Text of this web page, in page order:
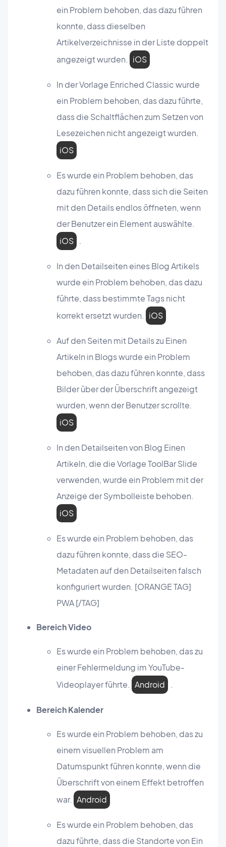
ein Problem behoben, das dazu führen
konnte, dass dieselben
Artikelverzeichnisse in der Liste doppelt
angezeigt wurden. iOS
In der Vorlage Enriched Classic wurde
ein Problem behoben, das dazu führte,
dass die Schaltflächen zum Setzen von
Lesezeichen nicht angezeigt wurden.
iOS
Es wurde ein Problem behoben, das
dazu führen konnte, dass sich die Seiten
mit den Details endlos öffneten, wenn
der Benutzer ein Element auswählte.
iOS
.
In den Detailseiten eines Blog Artikels
wurde ein Problem behoben, das dazu
führte, dass bestimmte Tags nicht
korrekt ersetzt wurden. iOS
Auf den Seiten mit Details zu Einen
Artikeln in Blogs wurde ein Problem
behoben, das dazu führen konnte, dass
Bilder über der Überschrift angezeigt
wurden, wenn der Benutzer scrollte.
iOS
In den Detailseiten von Blog Einen
Artikeln, die die Vorlage ToolBar Slide
verwenden, wurde ein Problem mit der
Anzeige der Symbolleiste behoben.
iOS
Es wurde ein Problem behoben, das
dazu führen konnte, dass die SEO-
Metadaten auf den Detailseiten falsch
konfiguriert wurden. [ORANGE TAG]
PWA [/TAG]
Bereich Video
Es wurde ein Problem behoben, das zu
einer Fehlermeldung im YouTube-
Videoplayer führte. Android .
Bereich Kalender
Es wurde ein Problem behoben, das zu
einem visuellen Problem am
Datumspunkt führen konnte, wenn die
Überschrift von einem Effekt betroffen
war. Android
Es wurde ein Problem behoben, das
dazu führte, dass die Standorte von Ein